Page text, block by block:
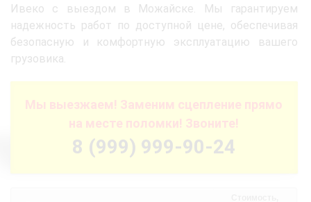
Ивеко с выездом в Можайске. Мы гарантируем
надежность работ по доступной цене, обеспечивая
безопасную и комфортную эксплуатацию вашего
грузовика.
Мы выезжаем! Заменим сцепление прямо
на месте поломки! Звоните!
8 (999) 999-90-24